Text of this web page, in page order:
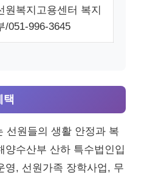
원복지고용센터 복지
/051-996-3645
택
선원들의 생활 안정과 복
양수산부 산하 특수법인입
영, 선원가족 장학사업, 무